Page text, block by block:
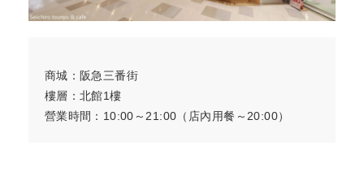
商城：阪急三番街
樓層：北館1樓
營業時間：10:00～21:00（店內用餐～20:00）